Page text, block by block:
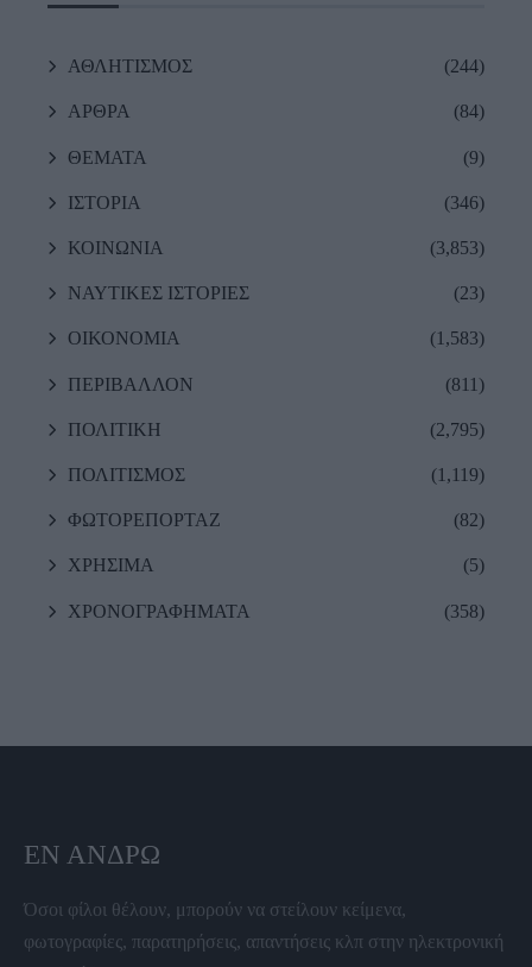
ΑΘΛΗΤΙΣΜΟΣ (244)
ΑΡΘΡΑ (84)
ΘΕΜΑΤΑ (9)
ΙΣΤΟΡΙΑ (346)
ΚΟΙΝΩΝΙΑ (3,853)
ΝΑΥΤΙΚΕΣ ΙΣΤΟΡΙΕΣ (23)
ΟΙΚΟΝΟΜΙΑ (1,583)
ΠΕΡΙΒΑΛΛΟΝ (811)
ΠΟΛΙΤΙΚΗ (2,795)
ΠΟΛΙΤΙΣΜΟΣ (1,119)
ΦΩΤΟΡΕΠΟΡΤΑΖ (82)
ΧΡΗΣΙΜΑ (5)
ΧΡΟΝΟΓΡΑΦΗΜΑΤΑ (358)
ΕΝ ΆΝΔΡΩ
Όσοι φίλοι θέλουν, μπορούν να στείλουν κείμενα,
φωτογραφίες, παρατηρήσεις, απαντήσεις κλπ στην ηλεκτρονική